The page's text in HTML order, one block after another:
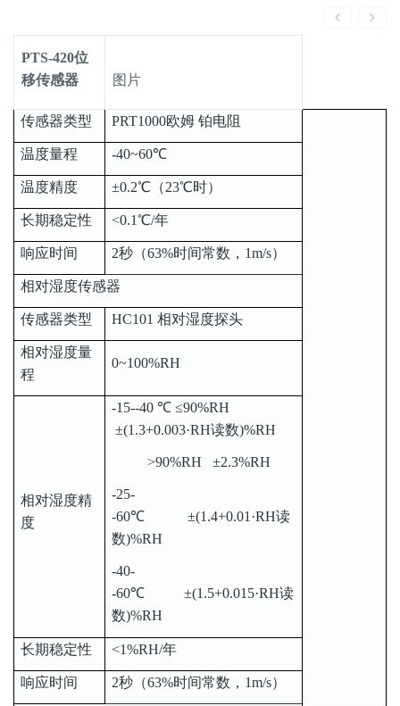
PTS-420位
移传感器
图片
传感器类型 PRT1000欧姆 铂电阻
温度量程 -40~60℃
温度精度 ±0.2℃（23℃时）
长期稳定性 <0.1℃/年
响应时间 2秒（63%时间常数，1m/s）
相对湿度传感器
传感器类型 HC101 相对湿度探头
相对湿度量
程
0~100%RH
相对湿度精
度
-15--40 ℃ ≤90%RH
±(1.3+0.003·RH读数)%RH
>90%RH ±2.3%RH
-25-
-60℃ ±(1.4+0.01·RH读
数)%RH
-40-
-60℃ ±(1.5+0.015·RH读
数)%RH
长期稳定性 <1%RH/年
响应时间 2秒（63%时间常数，1m/s）